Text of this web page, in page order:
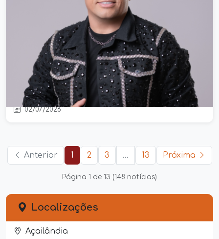
Cantor Neto Araújo, ex-Cavaleiros do
Forró e vocalista da Collo de Menina,
morre aos 42 anos
02/07/2026
Anterior 1 2 3 ... 13 Próxima
Página 1 de 13 (148 notícias)
Localizações
Açailândia